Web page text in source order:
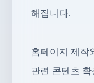
해집니다.
홈페이지 제작
관련 콘텐츠